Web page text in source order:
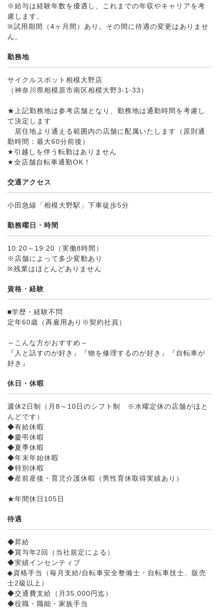
※給与は経験年数を優遇し、これまでの年収やキャリアを考
慮します。
※試用期間（4ヶ月間）あり。その間に待遇の変更はありませ
ん。
勤務地
サイクルスポット相模大野店
（神奈川県相模原市南区相模大野3-1-33）
★上記勤務地は参考店舗となり、勤務地は通勤時間を考慮し
て決定します
居住地より通える範囲内の店舗に配属いたします（原則通
勤時間：最大60分前後）
★引越しを伴う転勤はありません
★全店舗自転車通勤OK！
交通アクセス
小田急線「相模大野駅」下車徒歩5分
勤務曜日・時間
10:20～19:20（実働8時間）
※店舗によって多少変動あり
※残業はほとんどありません
資格・経験
■学歴・経験不問
定年60歳（再雇用あり※契約社員）
～こんな方がおすすめ～
『人と話すのが好き』『物を修理するのが好き』『自転車が
好き』
休日・休暇
週休2日制（月8～10日のシフト制 ※水曜定休の店舗がほと
んどです）
◆有給休暇
◆慶弔休暇
◆夏季休暇
◆年末年始休暇
◆特別休暇
◆産前産後・育児介護休暇（男性育休取得実績あり）
★年間休日105日
待遇
◆昇給
◆賞与年2回（当社規定による）
◆実績インセンティブ
◆資格手当（毎月支給/自転車安全整備士・自転車技士、販売
士2級以上）
◆交通費支給（月35,000円迄）
◆役職・職能・家族手当